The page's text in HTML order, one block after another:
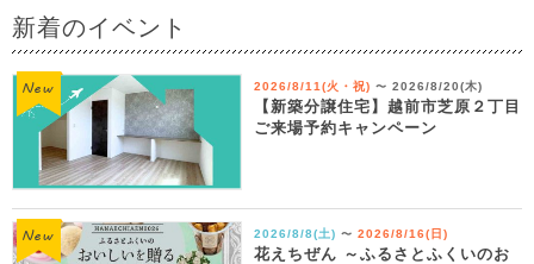
新着のイベント
2026/8/11(火・祝) 〜 2026/8/20(木)
【新築分譲住宅】越前市芝原２丁目
ご来場予約キャンペーン
2026/8/8(土) 〜 2026/8/16(日)
花えちぜん ～ふるさとふくいのお